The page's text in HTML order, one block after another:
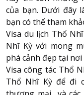
của bạn. Dưới đây
bạn có thể tham
Visa du lịch Thổ
Nhĩ Kỳ với mong
phá cảnh đẹp tại nơi
Visa công tác Thổ
Thổ Nhĩ Kỳ để đi